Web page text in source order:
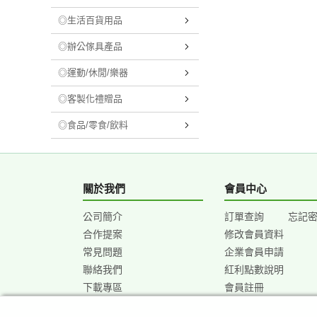
◎生活百貨用品
◎辦公傢具產品
◎運動/休閒/樂器
◎客製化禮贈品
◎食品/零食/飲料
關於我們
公司簡介
合作提案
常見問題
聯絡我們
下載專區
會員中心
訂單查詢
修改會員資料
企業會員申請
紅利點數說明
會員註冊
忘記